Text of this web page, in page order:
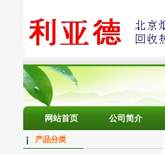
网站首页 公司简介
产品分类